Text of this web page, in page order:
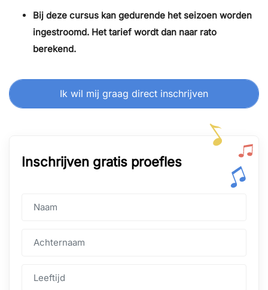
Bij deze cursus kan gedurende het seizoen worden
ingestroomd. Het tarief wordt dan naar rato
berekend.
Ik wil mij graag direct inschrijven
Inschrijven gratis proefles